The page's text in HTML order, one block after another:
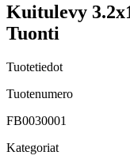
Kuitulevy
Tuonti
Tuotetiedot
Tuotenumero
FB0030001
Kategoriat